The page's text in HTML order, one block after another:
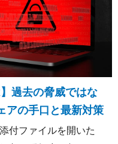
過去の脅威ではな
アの手口と最新対策
付ファイルを開いた